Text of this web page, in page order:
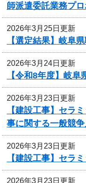
師派遣委託業務プ
2026年3月25日更新
【選定結果】岐阜
2026年3月24日更新
【令和8年度】岐
2026年3月23日更新
【建設工事】セラ
事に関する一般競
2026年3月23日更新
【建設工事】セラ
2026年3月23日更新